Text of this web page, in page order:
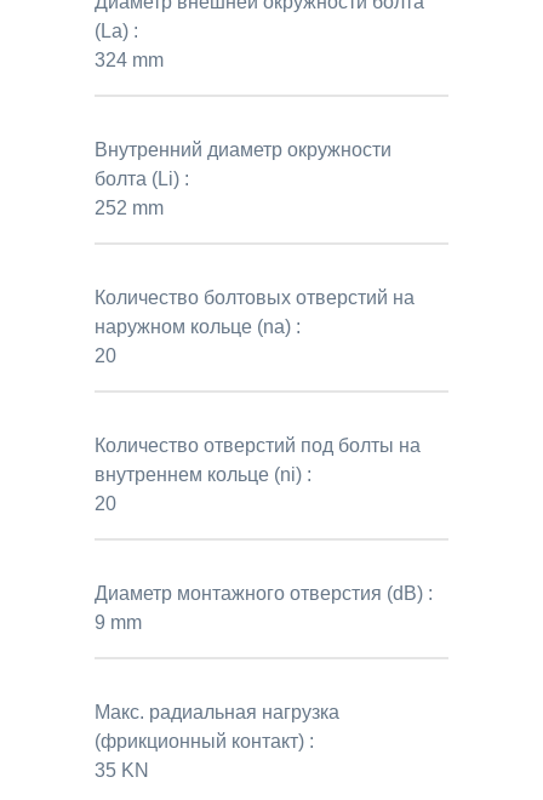
(La) :
324 mm
Внутренний диаметр окружности
болта (Li) :
252 mm
Количество болтовых отверстий на
наружном кольце (na) :
20
Количество отверстий под болты на
внутреннем кольце (ni) :
20
Диаметр монтажного отверстия (dB) :
9 mm
Макс. радиальная нагрузка
(фрикционный контакт) :
35 KN